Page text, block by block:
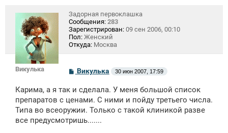
Викулька
Задорная первоклашка
Сообщения: 283
Зарегистрирован: 09 сен 2006, 00:10
Пол: Женский
Откуда: Москва
С
б
щ
н
и
Викулька 30 июн 2007, 17:59
Карима, а я так и сделала. У меня большой список
препаратов с ценами. С ними и пойду третьего числа.
Типа во всеоружии. Только с такой клиникой разве
все предусмотришь.......